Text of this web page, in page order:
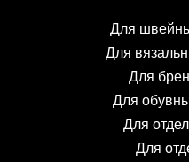
Для
Для
Для
Для
Для
Для